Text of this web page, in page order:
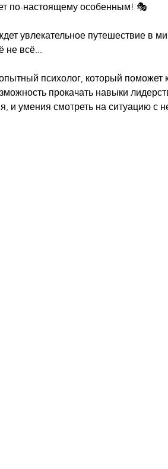
по-настоящему особенным! 🎭
увлекательное путешествие в
не всё...
психолог, который
прокачать навыки
и умения смотреть на ситуацию с